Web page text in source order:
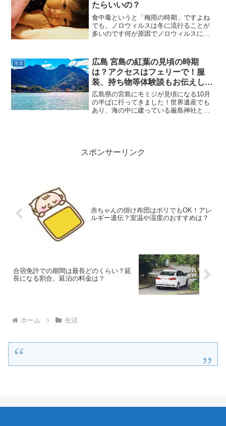
たらいいの？
食中毒というと「梅雨の時期」ですよね
でも、ノロウィルスは冬に流行ることが
多いのです何が原因でノロウィルスにか
はいつまで休ませたらいいんでしょうか
生活
広島 宮島の紅葉の見頃の時期
は？アクセスはフェリーで！服
装、持ち物等体験談もお伝えしま
す
広島県の宮島にモミジが見頃になる10月
の半ばに行ってきました！世界遺産でも
あり、海の中に建っている厳島神社と一
スポンサーリンク
赤ちゃんの掛け布団はポリでもOK！アレ
ルギー遺伝？室温や湿度のおすすめは？
合宿免許での期間は最長どのくらい？延
長になる割合、延泊の料金は？
ホーム 生活